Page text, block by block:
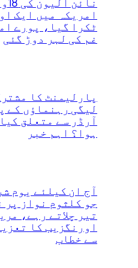
امریکہ میں ایک
ٹکرا گیا، پورے
غم کی لہر دوڑ گئی
پارلیمنٹ کا
لیگی رہنماؤں کے
آرڈر سے متعلق
ہوا؟ اہم خبر
آج ان کیلئے یوم
جو کلثوم نواز پر
تیر چلاتے رہے،
اورنگزیب کا
سے خطاب